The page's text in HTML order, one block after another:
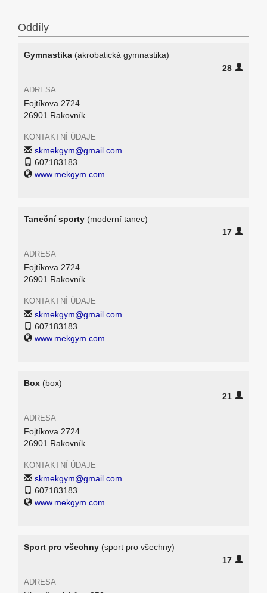
Oddíly
Gymnastika (akrobatická gymnastika)
28
ADRESA
Fojtíkova 2724
26901 Rakovník
KONTAKTNÍ ÚDAJE
skmekgym@gmail.com
607183183
www.mekgym.com
Taneční sporty (moderní tanec)
17
ADRESA
Fojtíkova 2724
26901 Rakovník
KONTAKTNÍ ÚDAJE
skmekgym@gmail.com
607183183
www.mekgym.com
Box (box)
21
ADRESA
Fojtíkova 2724
26901 Rakovník
KONTAKTNÍ ÚDAJE
skmekgym@gmail.com
607183183
www.mekgym.com
Sport pro všechny (sport pro všechny)
17
ADRESA